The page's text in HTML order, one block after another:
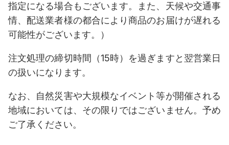
指定になる場合もございます。また、天候や交通事
情、配送業者様の都合により商品のお届けが遅れる
可能性がございます。）
注文処理の締切時間（15時）を過ぎますと翌営業日
の扱いになります。
なお、自然災害や大規模なイベント等が開催される
地域においては、その限りではございません。予め
ご了承ください。